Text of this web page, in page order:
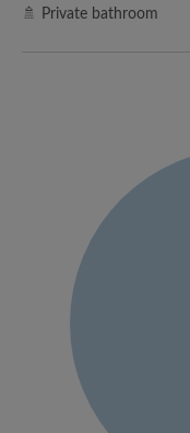
🚿 Private bathroom